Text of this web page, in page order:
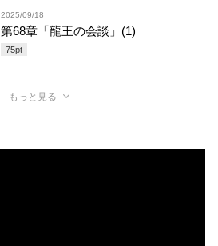
2025/09/18
第68章「龍王の会談」(1)
75pt
もっと見る